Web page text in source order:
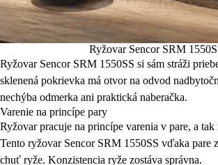
Ryžovar Sencor SRM
Ryžovar Sencor SRM 1550SS si sám stráži
sklenená pokrievka má otvor na odvod
nechýba odmerka ani praktická naberačka.
Varenie na princípe pary
Ryžovar pracuje na princípe varenia v pare, a
Tento ryžovar Sencor SRM 1550SS vďaka pare
chuť ryže. Konzistencia ryže zostáva správna.